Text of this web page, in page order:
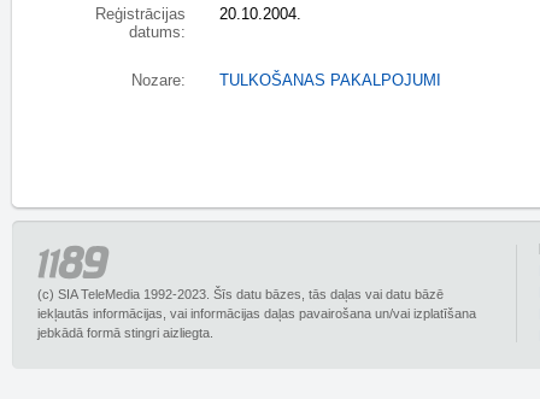
Reģistrācijas
datums:
20.10.2004.
Nozare: TULKOŠANAS PAKALPOJUMI
(c) SIA TeleMedia 1992-2023. Šīs datu bāzes, tās daļas vai datu bāzē
iekļautās informācijas, vai informācijas daļas pavairošana un/vai izplatīšana
jebkādā formā stingri aizliegta.